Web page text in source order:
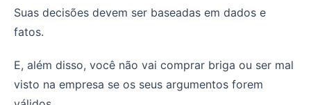
Suas decisões devem ser baseadas em dados e
fatos.
E, além disso, você não vai comprar briga ou ser mal
visto na empresa se os seus argumentos forem